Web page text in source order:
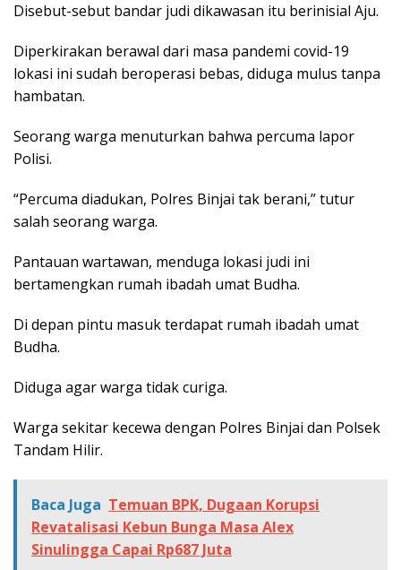
Disebut-sebut bandar judi dikawasan itu berinisial Aju.
Diperkirakan berawal dari masa pandemi covid-19
lokasi ini sudah beroperasi bebas, diduga mulus tanpa
hambatan.
Seorang warga menuturkan bahwa percuma lapor
Polisi.
“Percuma diadukan, Polres Binjai tak berani,” tutur
salah seorang warga.
Pantauan wartawan, menduga lokasi judi ini
bertamengkan rumah ibadah umat Budha.
Di depan pintu masuk terdapat rumah ibadah umat
Budha.
Diduga agar warga tidak curiga.
Warga sekitar kecewa dengan Polres Binjai dan Polsek
Tandam Hilir.
Baca Juga Temuan BPK, Dugaan Korupsi
Revatalisasi Kebun Bunga Masa Alex
Sinulingga Capai Rp687 Juta